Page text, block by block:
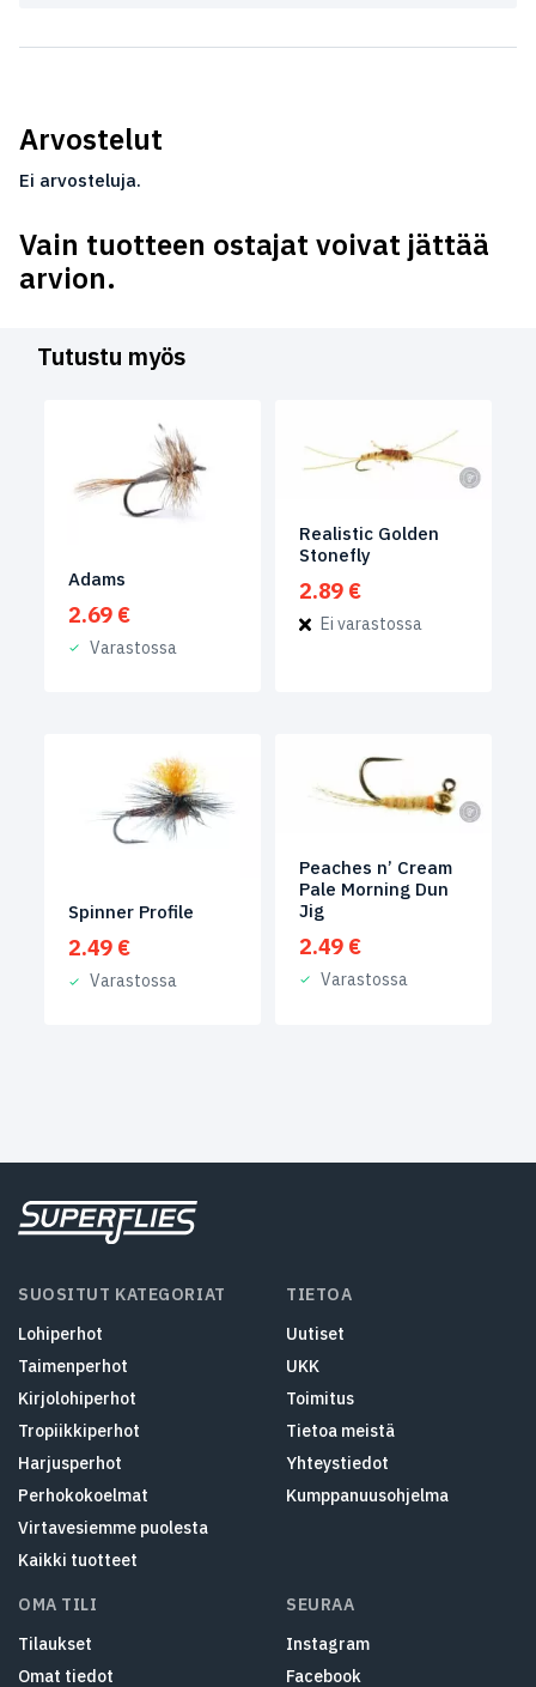
Arvostelut
Ei arvosteluja.
Vain tuotteen ostajat voivat jättää
arvion.
Tutustu myös
Adams
2.69 €
Varastossa
Realistic Golden
Stonefly
2.89 €
Ei varastossa
Spinner Profile
2.49 €
Varastossa
Peaches n’ Cream
Pale Morning Dun
Jig
2.49 €
Varastossa
SUOSITUT KATEGORIAT
Lohiperhot
Taimenperhot
Kirjolohiperhot
Tropiikkiperhot
Harjusperhot
Perhokokoelmat
Virtavesiemme puolesta
Kaikki tuotteet
TIETOA
Uutiset
UKK
Toimitus
Tietoa meistä
Yhteystiedot
Kumppanuusohjelma
OMA TILI
Tilaukset
Omat tiedot
SEURAA
Instagram
Facebook